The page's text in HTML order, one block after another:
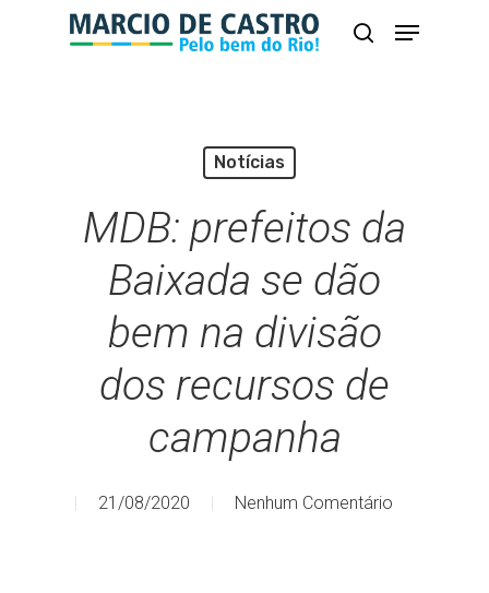
busca
Menu
Notícias
MDB: prefeitos da
Baixada se dão
bem na divisão
dos recursos de
campanha
21/08/2020 Nenhum Comentário